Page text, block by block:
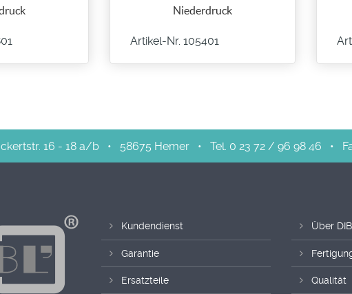
Niederdruck
Artikel-Nr. 105401
16 - 18 a/b • 58675 Hemer • Tel. 0 23 72 / 96 98 46 •
Kundendienst
Garantie
Ersatzteile
Über
Qualität